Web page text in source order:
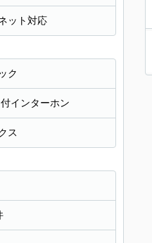
ット対応
ク
インターホン
ス